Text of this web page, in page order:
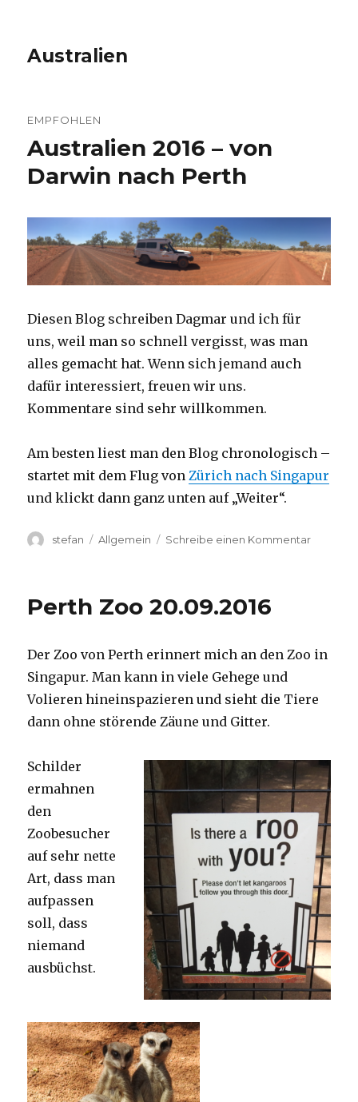
Australien
EMPFOHLEN
Australien 2016 – von
Darwin nach Perth
Diesen Blog schreiben Dagmar und ich für
uns, weil man so schnell vergisst, was man
alles gemacht hat. Wenn sich jemand auch
dafür interessiert, freuen wir uns.
Kommentare sind sehr willkommen.
Am besten liest man den Blog chronologisch –
startet mit dem Flug vonZürich nach Singapur
und klickt dann ganz unten auf „Weiter“.
Autor
stefan Kategorien
Allgemein Schreibe einen Kommentarzu
Perth
Perth Zoo 20.09.2016
Der Zoo von Perth erinnert mich an den Zoo in
Singapur. Man kann in viele Gehege und
Volieren hineinspazieren und sieht die Tiere
dann ohne störende Zäune und Gitter.
Schilder
ermahnen
den
Zoobesucher
auf sehr nette
Art, dass man
aufpassen
soll, dass
niemand
ausbüchst.